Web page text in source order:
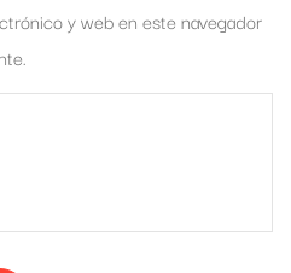
y web en este navegador